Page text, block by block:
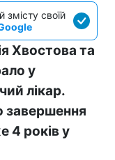
змісту своїй
Хвостова та
у
лікар.
завершення
4 років у